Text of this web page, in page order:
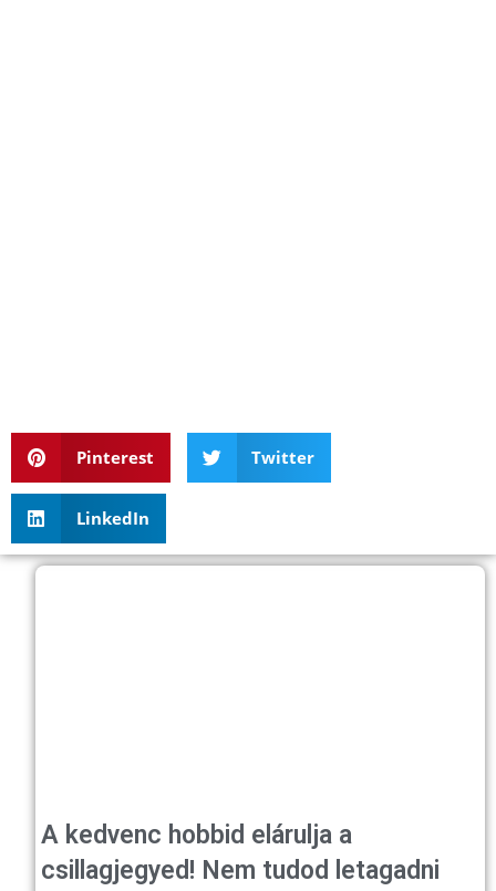
Pinterest Twitter
LinkedIn
A kedvenc hobbid elárulja a
csillagjegyed! Nem tudod letagadni